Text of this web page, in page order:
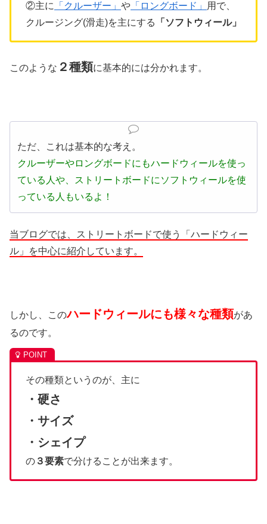
②主に 「クルーザー」 や 「ロングボード」 用で、
クルージング(滑走)を主にする
「ソフトウィール」
このような ２種類に基本的には分かれます。
ただ、これは基本的な考え。
クルーザーやロングボードにもハードウィールを使っ
ている人や、ストリートボードにソフトウィールを使
っている人もいるよ！
当ブログでは、ストリートボードで使う「ハードウィー
ル」を中心に紹介しています。
しかし、このハードウィールにも様々な種類があ
るのです。
その種類というのが、主に
・硬さ
・サイズ
・シェイプ
の ３要素で分けることが出来ます。